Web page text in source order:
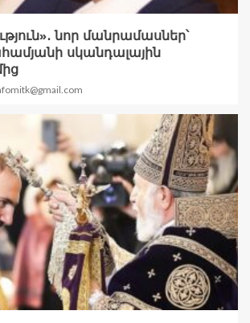
նոր մանրամասներ՝
սկանդալային